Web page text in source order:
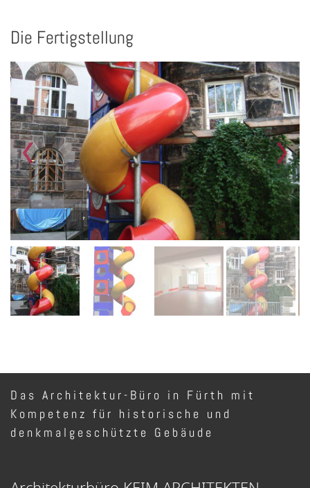
Die Fertigstellung
Das Architektur-Büro in Fürth mit
Kompetenz für historische und
denkmalgeschützte Gebäude